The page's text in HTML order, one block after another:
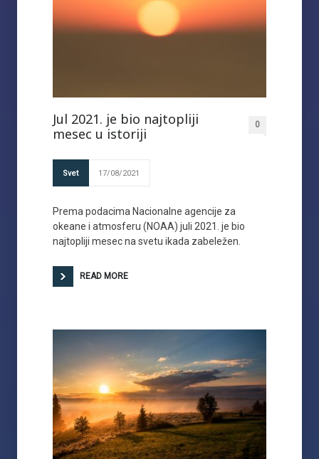
Jul 2021. je bio najtopliji
mesec u istoriji
0
Svet 17/08/2021
Prema podacima Nacionalne agencije za
okeane i atmosferu (NOAA) juli 2021. je bio
najtopliji mesec na svetu ikada zabeležen.
READ MORE